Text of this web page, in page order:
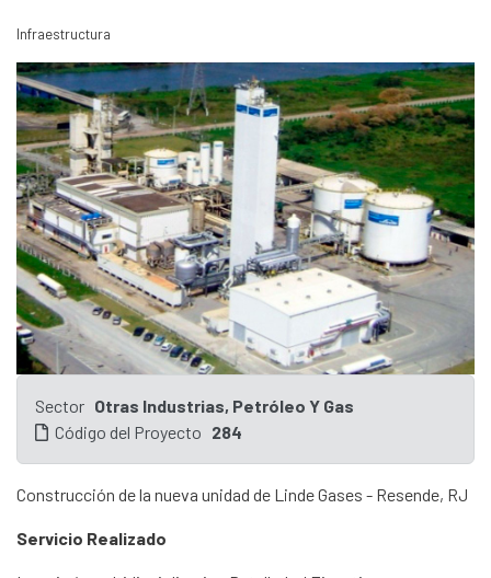
Infraestructura
Sector Otras Industrias, Petróleo Y Gas
Código del Proyecto 284
Construcción de la nueva unidad de Linde Gases - Resende, RJ
Servicio Realizado